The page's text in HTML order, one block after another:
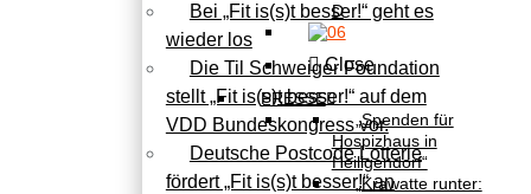
D
Close
PRESSE
„Spenden für
Hospizhaus in
Heiligendorf“
„Krawatte runter:
Bei „Fit is(s)t besser!“ geht es
wieder los
Die Til Schweiger Foundation
stellt „Fit is(s)t besser!“ auf dem
VDD Bundeskongress vor.
Deutsche Postcode Lotterie
fördert „Fit is(s)t besser!“ an